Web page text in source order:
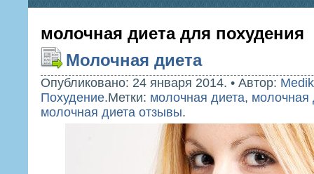
молочная диета для похудения
Молочная диета
Опубликовано: 24 января 2014. • Автор: Medik
Похудение.Метки: молочная диета, молочная
молочная диета отзывы.